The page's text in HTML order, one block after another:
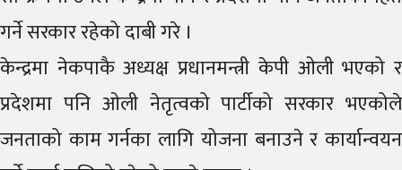
गर्ने सरकार रहेको दाबी गरे ।
केन्द्रमा नेकपाकै अध्यक्ष प्रधानमन्त्री केपी ओली भएको र
प्रदेशमा पनि ओली नेतृत्वको पार्टीको सरकार भएकोले
जनताको काम गर्नका लागि योजना बनाउने र कार्यान्वयन